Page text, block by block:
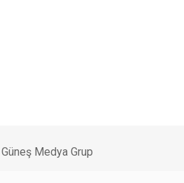
Güneş Medya Grup